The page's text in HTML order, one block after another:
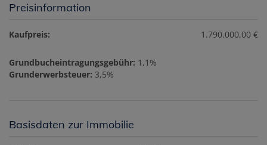
Preisinformation
Kaufpreis: 1.790.000,00 €
Grundbucheintragungsgebühr: 1,1%
Grunderwerbsteuer: 3,5%
Basisdaten zur Immobilie